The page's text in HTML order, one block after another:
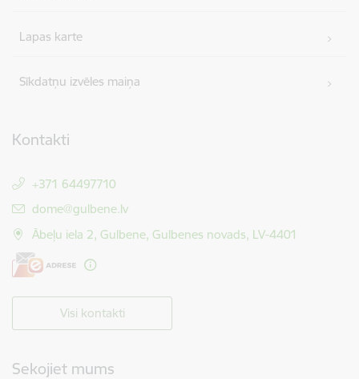
Lapas karte
Sīkdatņu izvēles maiņa
Kontakti
+371 64497710
E-pasts:
dome@gulbene.lv
Ābeļu iela 2, Gulbene, Gulbenes novads, LV-4401
Visi kontakti
Sekojiet mums